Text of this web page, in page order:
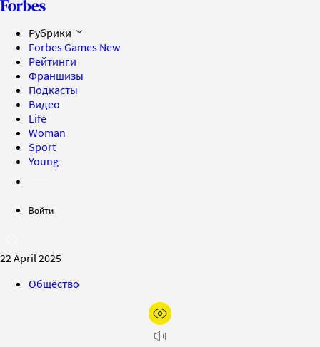
Рубрики
Forbes Games New
Рейтинги
Франшизы
Подкасты
Видео
Life
Woman
Sport
Young
Войти
22 April 2025
Общество